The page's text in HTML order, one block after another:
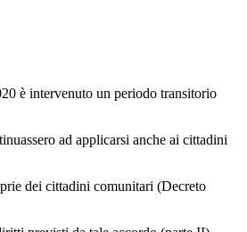
è intervenuto un periodo transitorio
ad applicarsi anche ai cittadini
dei cittadini comunitari (Decreto